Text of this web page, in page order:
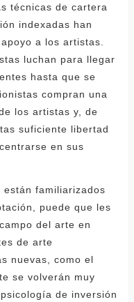
técnicas de cartera
indexadas han
a los artistas.
luchan para llegar
hasta que se
compran una
los artistas y, de
suficiente libertad
en sus
familiarizados
puede que les
del arte en
de arte
nuevas, como el
se volverán muy
de inversión